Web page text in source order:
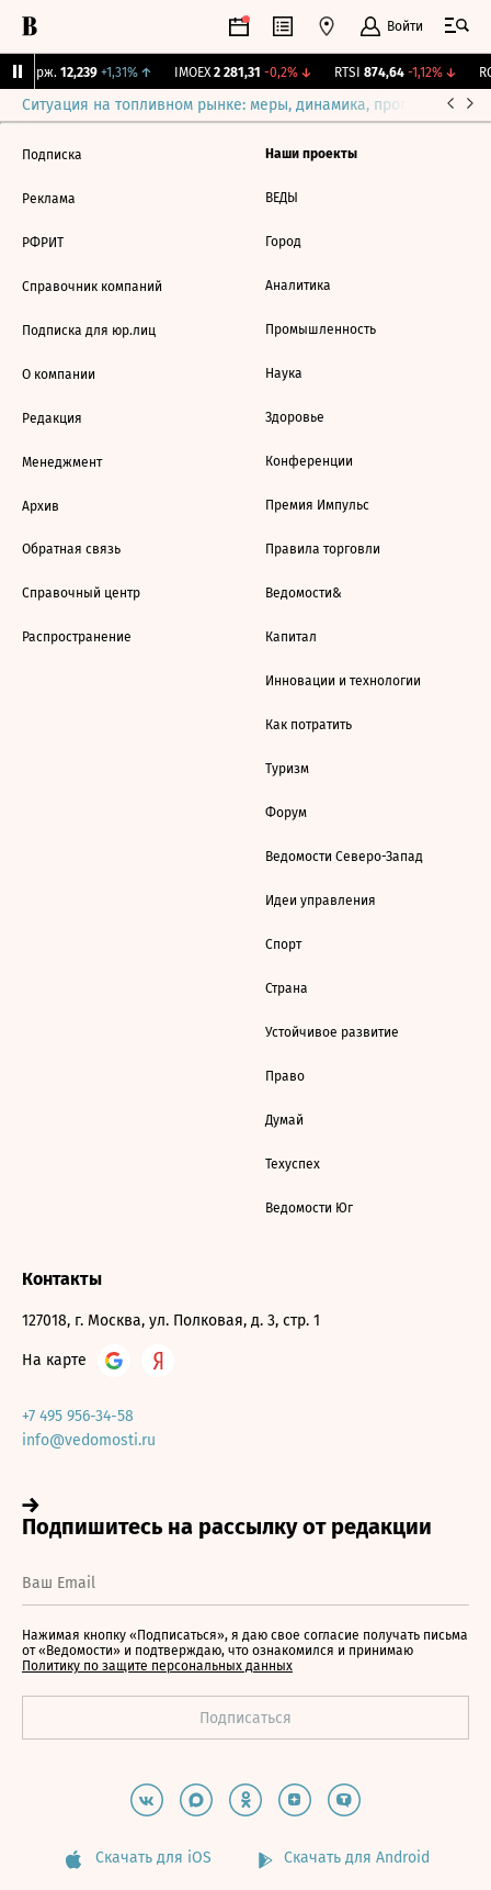
Войти
Бирж. 12,239 +1,31%↑ IMOEX 2 281,31 -0,2%↓ RTSI 874,64 -1,12%↓
Ситуация на топливном рынке: меры, динамика, прогнозы
Подписка
Реклама
РФРИТ
Справочник компаний
Подписка для юр.лиц
О компании
Редакция
Менеджмент
Архив
Обратная связь
Справочный центр
Распространение
Наши проекты
ВЕДЫ
Город
Аналитика
Промышленность
Наука
Здоровье
Конференции
Премия Импульс
Правила торговли
Ведомости&
Капитал
Инновации и технологии
Как потратить
Туризм
Форум
Ведомости Северо-Запад
Идеи управления
Спорт
Страна
Устойчивое развитие
Право
Думай
Техуспех
Ведомости Юг
Контакты
127018, г. Москва, ул. Полковая, д. 3, стр. 1
На карте
+7 495 956-34-58
info@vedomosti.ru
Нажимая кнопку «Подписаться», я даю свое согласие получать письма
от «Ведомости» и подтверждаю, что ознакомился и принимаю
Политику по защите персональных данных
Скачать для iOS Скачать для Android